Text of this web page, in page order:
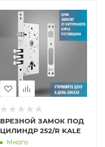
ВРЕЗНОЙ ЗАМОК ПОД
ЦИЛИНДР 252/R KALE
Много